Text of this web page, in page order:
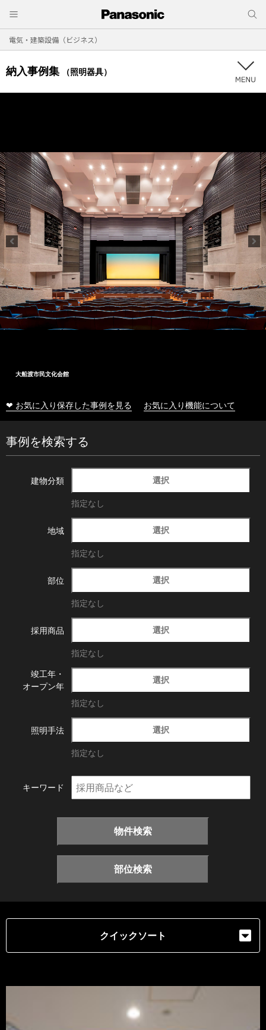
電気・建築設備（ビジネス）
納入事例集 （照明器具）
大船渡市民文化会館
❤ お気に入り保存した事例を見る お気に入り機能について
事例を検索する
建物分類 選択
指定なし
地域 選択
指定なし
部位 選択
指定なし
採用商品 選択
指定なし
竣工年・
オープン年
選択
指定なし
照明手法 選択
指定なし
キーワード
物件検索
部位検索
クイックソート